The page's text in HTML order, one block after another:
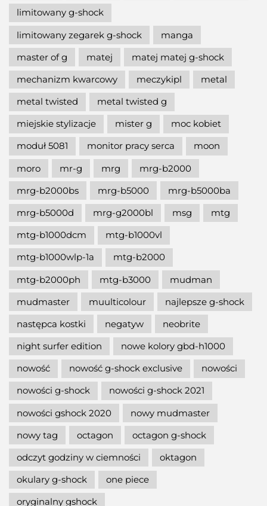
limitowany g-shock
limitowany zegarek g-shock
manga
master of g
matej
matej matej g-shock
mechanizm kwarcowy
meczykipl
metal
metal twisted
metal twisted g
miejskie stylizacje
mister g
moc kobiet
moduł 5081
monitor pracy serca
moon
moro
mr-g mrg
mrg-b2000
mrg-b2000bs
mrg-b5000
mrg-b5000ba
mrg-b5000d
mrg-g2000bl msg
mtg
mtg-b1000dcm
mtg-b1000vl
mtg-b1000wlp-1a
mtg-b2000
mtg-b2000ph
mtg-b3000
mudman
mudmaster
muulticolour
najlepsze g-shock
następca kostki
negatyw
neobrite
night surfer edition
nowe kolory gbd-h1000
nowość
nowość g-shock exclusive
nowości
nowości g-shock
nowości g-shock 2021
nowości gshock 2020
nowy mudmaster
nowy tag
octagon
octagon g-shock
odczyt godziny w ciemności
oktagon
okulary g-shock
one piece
oryginalny gshock